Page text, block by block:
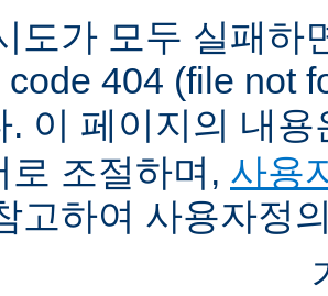
도가 모두 실패하
code 404 (file not
. 이 페이지의 내
로 조절하며, 사용
고하여 사용자정